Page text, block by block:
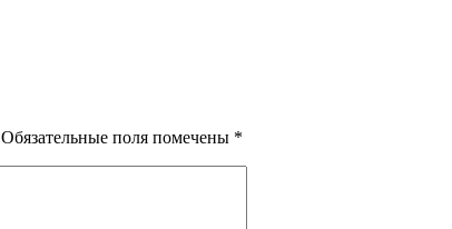
Обязательные поля помечены *